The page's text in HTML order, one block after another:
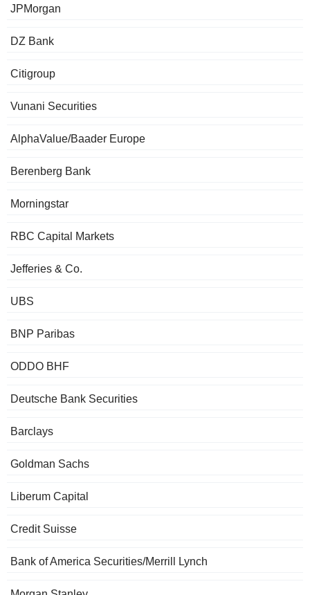
JPMorgan
DZ Bank
Citigroup
Vunani Securities
AlphaValue/Baader Europe
Berenberg Bank
Morningstar
RBC Capital Markets
Jefferies & Co.
UBS
BNP Paribas
ODDO BHF
Deutsche Bank Securities
Barclays
Goldman Sachs
Liberum Capital
Credit Suisse
Bank of America Securities/Merrill Lynch